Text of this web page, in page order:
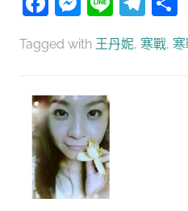
Tagged with 王丹妮, 寒戰,